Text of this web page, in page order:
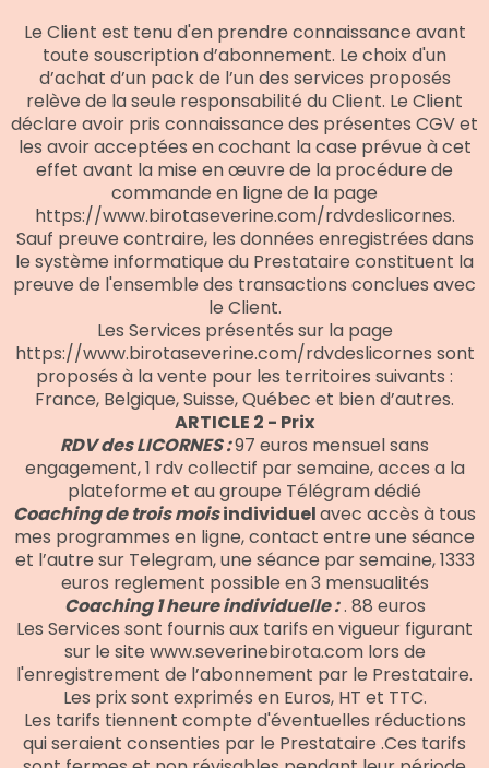
Le Client est tenu d'en prendre connaissance avant
toute souscription d’abonnement. Le choix d'un
d’achat d’un pack de l’un des services proposés
relève de la seule responsabilité du Client. Le Client
déclare avoir pris connaissance des présentes CGV et
les avoir acceptées en cochant la case prévue à cet
effet avant la mise en œuvre de la procédure de
commande en ligne de la page
https://www.birotaseverine.com/rdvdeslicornes.
Sauf preuve contraire, les données enregistrées dans
le système informatique du Prestataire constituent la
preuve de l'ensemble des transactions conclues avec
le Client.
Les Services présentés sur la page
https://www.birotaseverine.com/rdvdeslicornes sont
proposés à la vente pour les territoires suivants :
France, Belgique, Suisse, Québec et bien d’autres.
ARTICLE 2 - Prix
RDV des LICORNES :97 euros mensuel sans
engagement, 1 rdv collectif par semaine, acces a la
plateforme et au groupe Télégram dédié
Coaching de trois moisindividuelavec accès à tous
mes programmes en ligne, contact entre une séance
et l’autre sur Telegram, une séance par semaine, 1333
euros reglement possible en 3 mensualités
Coaching 1 heure individuelle :. 88 euros
Les Services sont fournis aux tarifs en vigueur figurant
sur le site www.severinebirota.com lors de
l'enregistrement de l’abonnement par le Prestataire.
Les prix sont exprimés en Euros, HT et TTC.
Les tarifs tiennent compte d'éventuelles réductions
qui seraient consenties par le Prestataire .Ces tarifs